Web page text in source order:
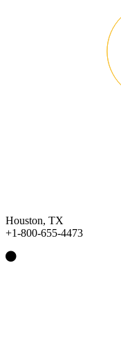
Houston, TX
+1-800-655-4473